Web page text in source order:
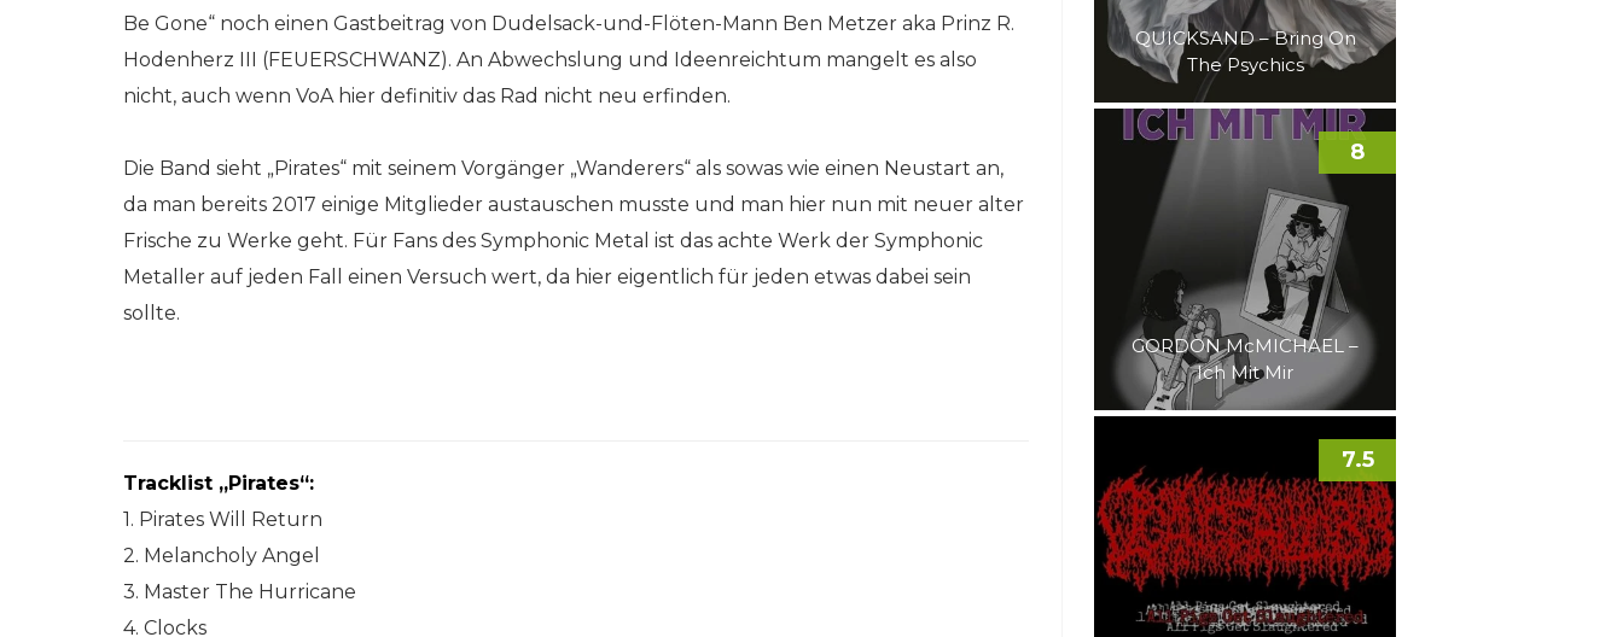
Be Gone“ noch einen Gastbeitrag von Dudelsack-und-Flöten-Mann Ben Metzer aka Prinz R.
Hodenherz III (FEUERSCHWANZ). An Abwechslung und Ideenreichtum mangelt es also
nicht, auch wenn VoA hier definitiv das Rad nicht neu erfinden.
Die Band sieht „Pirates“ mit seinem Vorgänger „Wanderers“ als sowas wie einen Neustart an,
da man bereits 2017 einige Mitglieder austauschen musste und man hier nun mit neuer alter
Frische zu Werke geht. Für Fans des Symphonic Metal ist das achte Werk der Symphonic
Metaller auf jeden Fall einen Versuch wert, da hier eigentlich für jeden etwas dabei sein
sollte.
Tracklist „Pirates“:
1. Pirates Will Return
2. Melancholy Angel
3. Master The Hurricane
4. Clocks
QUICKSAND – Bring On
The Psychics
GORDON McMICHAEL –
Ich Mit Mir
8
7.5